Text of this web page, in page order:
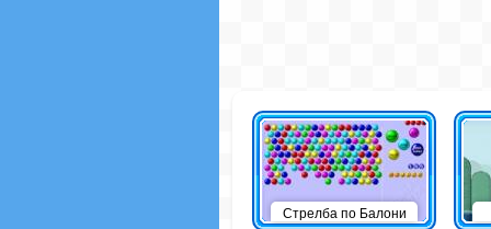
Стрелба по Балони